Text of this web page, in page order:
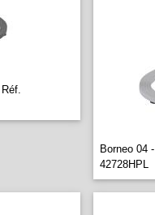
Réf.
Borneo 04 -
42728HPL